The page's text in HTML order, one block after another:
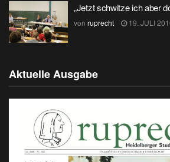
„Jetzt schwitze ich aber
von ruprecht 19. JULI
Aktuelle Ausgabe